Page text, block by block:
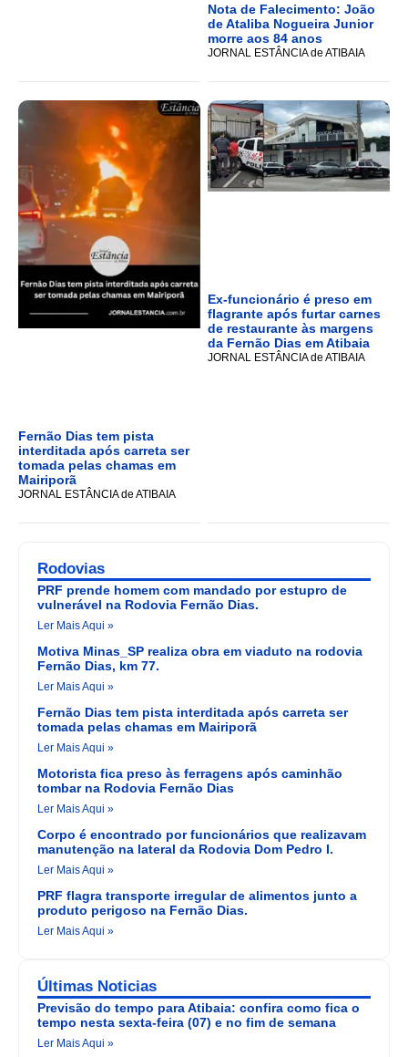
Nota de Falecimento: João
de Ataliba Nogueira Junior
morre aos 84 anos
JORNAL ESTÂNCIA de ATIBAIA
Fernão Dias tem pista
interditada após carreta ser
tomada pelas chamas em
Mairiporã
JORNAL ESTÂNCIA de ATIBAIA
Ex-funcionário é preso em
flagrante após furtar carnes
de restaurante às margens
da Fernão Dias em Atibaia
JORNAL ESTÂNCIA de ATIBAIA
Rodovias
PRF prende homem com mandado por estupro de
vulnerável na Rodovia Fernão Dias.
Ler Mais Aqui »
Motiva Minas_SP realiza obra em viaduto na rodovia
Fernão Dias, km 77.
Ler Mais Aqui »
Fernão Dias tem pista interditada após carreta ser
tomada pelas chamas em Mairiporã
Ler Mais Aqui »
Motorista fica preso às ferragens após caminhão
tombar na Rodovia Fernão Dias
Ler Mais Aqui »
Corpo é encontrado por funcionários que realizavam
manutenção na lateral da Rodovia Dom Pedro I.
Ler Mais Aqui »
PRF flagra transporte irregular de alimentos junto a
produto perigoso na Fernão Dias.
Ler Mais Aqui »
Últimas Noticias
Previsão do tempo para Atibaia: confira como fica o
tempo nesta sexta-feira (07) e no fim de semana
Ler Mais Aqui »